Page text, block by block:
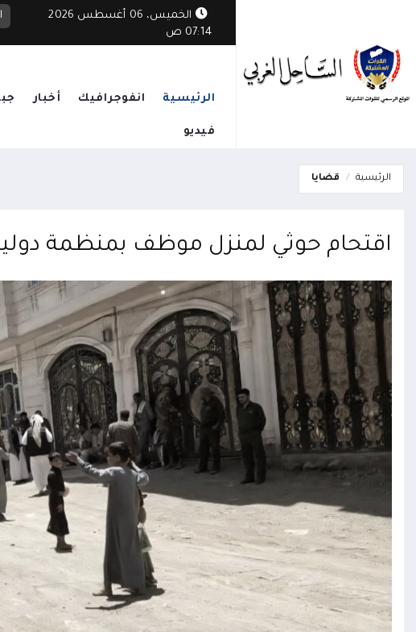
الخميس، 06 أغسطس 2026
07:14 ص
الرئيسية انفوجرافيك أخبار
فيديو
الرئيسية قضايا
اقتحام حوثي لمنزل موظف بمنظمة